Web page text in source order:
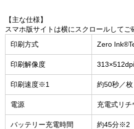
【主な仕様】
スマホ版サイトは横にスクロールしてご
印刷方式
Zero
印刷解像度 313×512dpi
印刷速度※1 約50秒／枚
電源 充電式リチ
バッテリー充電時間 約45分※2